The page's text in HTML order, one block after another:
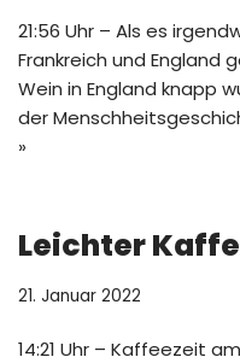
21:56 Uhr – Als es
Frankreich und
Wein in England knapp
der
»
Leichter
21. Januar 2022
14:21 Uhr – Kaffeezeit